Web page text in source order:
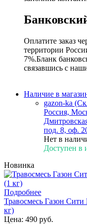
Оплатите заказ
территории
7%.Бланк
связавшись с
Наличие в
gazon-ka
Россия,
под. 8, оф.
Нет в
Доступен в
Новинка
Подробнее
Травосмесь Газон
кг)
Цена: 490 руб.